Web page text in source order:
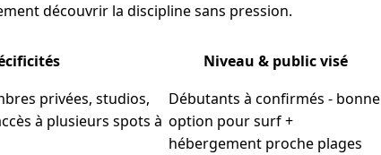
découvrir la discipline sans pression.
Niveau & public visé
privées, studios,
à plusieurs spots à
Débutants à confirmés - bonne
option pour surf +
hébergement proche plages